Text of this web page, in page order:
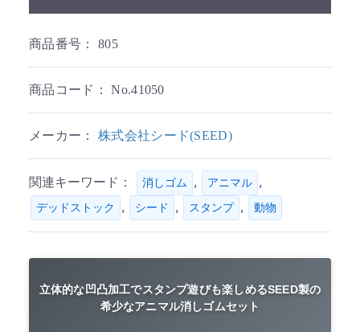
商品番号： 805
商品コード：No.41050
メーカー： 株式会社シード(SEED)
関連キーワード： 消しゴム , アニマル ,
デッドストック , シード , スタンプ , 動物
立体的な凹凸加工でスタンプ遊びも楽しめるSEED製の
希少なアニマル消しゴムセット